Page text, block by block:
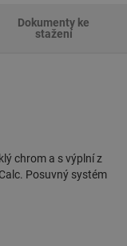
Dokumenty ke
stažení
chrom a s výplní z
Posuvný systém